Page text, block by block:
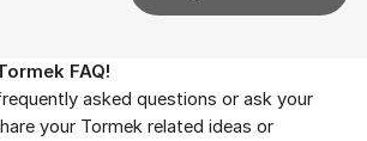
FAQ!
asked questions or ask your
your Tormek related ideas or